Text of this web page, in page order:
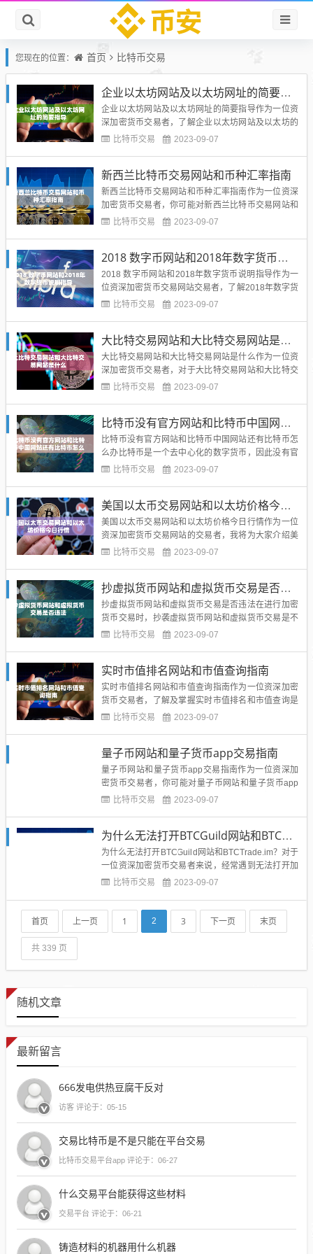
您现在的位置： 首页 比特币交易
企业以太坊网站及以太坊网址的简要指导
企业以太坊网站及以太坊网址的简要指导作为一位资
深加密货币交易者，了解企业以太坊网站及以太坊的
网址是非常重要的，下面将为您提供一份简要的指
站，您可以创建和管理自己的企业以太坊账户，发布
智能合约，进行去中心化应用...
比特币交易 2023-09-07
新西兰比特币交易网站和币种汇率指南
新西兰比特币交易网站和币种汇率指南作为一位资深
加密货币交易者，你可能对新西兰比特币交易网站和
新西兰币种汇率感兴趣。在本文中，我们将为您提供
新西兰比特币交易网站。这些网站是专门用于购买和
出售比特币的平台。在新西...
比特币交易 2023-09-07
2018 数字币网站和2018年数字货币说明指导
2018 数字币网站和2018年数字货币说明指导作为一
位资深加密货币交易网站交易者，了解2018年数字货
币市场的重要性不言而喻。本文将对2018 数字币网
网站是指在这一年内运营并提供加密货币交易服...
比特币交易 2023-09-07
大比特交易网站和大比特交易网站是什么
大比特交易网站和大比特交易网站是什么作为一位资
深加密货币交易者，对于大比特交易网站和大比特交
易网站的了解是非常重要的。这两个网站都是著名的
站大比特交易网站是国内领先的加密货币交易平台之
一，成立于2013年。它...
比特币交易 2023-09-07
比特币没有官方网站和比特币中国网站还有比特币怎么办
比特币没有官方网站和比特币中国网站还有比特币怎
么办比特币是一个去中心化的数字货币，因此没有官
方网站。虽然过去有一家名为“比特币中国”的交易所
特币的官方网站尽管没有官方网站，但比特币有一个
官方论坛（bitc...
比特币交易 2023-09-07
美国以太币交易网站和以太坊价格今日行情
美国以太币交易网站和以太坊价格今日行情作为一位
资深加密货币交易网站的交易者，我将为大家介绍美
国以太币交易网站和美国以太坊价格今日行情的K线
成交量较大。我们可以通过观察K线图来了解价格的
波动情况。根据今日行情K...
比特币交易 2023-09-07
抄虚拟货币网站和虚拟货币交易是否违法
抄虚拟货币网站和虚拟货币交易是否违法在进行加密
货币交易时，抄袭虚拟货币网站和虚拟货币交易是不
被法律允许的行为。以下是一些关键原因：1. 版权侵
可能侵犯他人的知识产权，包括版权、商标权和专利
权。2. 诈骗和虚假...
比特币交易 2023-09-07
实时市值排名网站和市值查询指南
实时市值排名网站和市值查询指南作为一位资深加密
货币交易者，了解及掌握实时市值排名和市值查询是
非常重要的。本文将为您介绍几个常用的实时市值排
Cap：https://coinmarketcap.co...
比特币交易 2023-09-07
量子币网站和量子货币app交易指南
量子币网站和量子货币app交易指南作为一位资深加
密货币交易者，你可能对量子币网站和量子货币app
感兴趣。本文将为您提供一份详细的说明和指导，以
您可以在该网站上进行购买、出售和交换各种量子货
币。以下是使用量子币...
比特币交易 2023-09-07
为什么无法打开BTCGuild网站和BTCTrade.im？
为什么无法打开BTCGuild网站和BTCTrade.im？对于
一位资深加密货币交易者来说，经常遇到无法打开加
密货币交易网站的情况是很普遍的。本文将为您提供
打开，可能是由以下几...
比特币交易 2023-09-07
首页 上一页 1 2 3 下一页 末页
共 339 页
随机文章
最新留言
666发电供热豆腐干反对
访客 评论于：05-15
交易比特币是不是只能在平台交易
比特币交易平台app 评论于：06-27
什么交易平台能获得这些材料
交易平台 评论于：06-21
铸造材料的机器用什么机器